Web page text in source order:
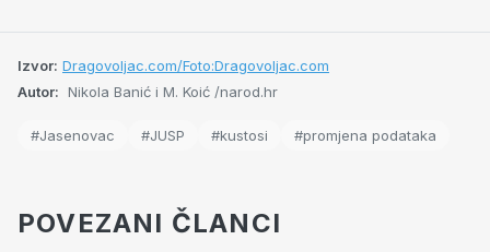
Izvor: Dragovoljac.com/Foto:Dragovoljac.com
Autor: Nikola Banić i M. Koić /narod.hr
#Jasenovac #JUSP #kustosi #promjena podataka
POVEZANI ČLANCI